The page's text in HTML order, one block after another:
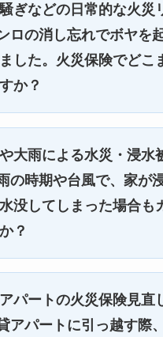
騒ぎなどの日常的な火災
ロの消し忘れでボヤを
した。火災保険でどこ
か？
や大雨による水災・浸水
の時期や台風で、家が
没してしまった場合も
？
アパートの火災保険見直
アパートに引っ越す際